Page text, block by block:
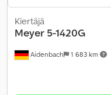
Aidenbach 1 683 km
Kiertäjä
Meyer 5-1420G